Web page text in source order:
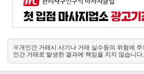
※개인간 거래시 사기나 거래 실수등의 위험에
인간 거래로 발생한 결과에 책임을 지지 않습니다.